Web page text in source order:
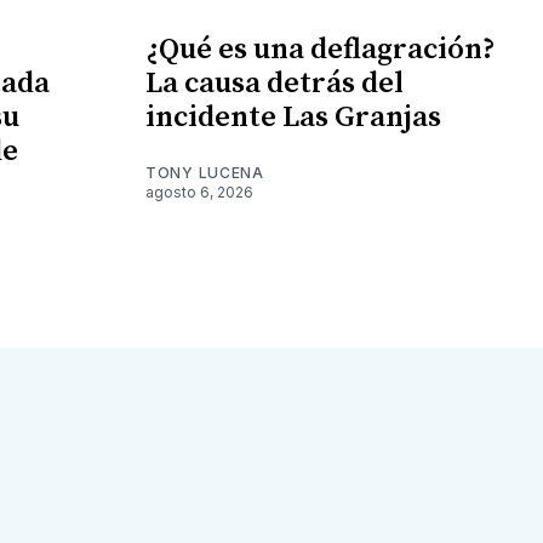
¿Qué es una deflagración?
La causa detrás del
incidente Las Granjas
TONY LUCENA
agosto 6, 2026